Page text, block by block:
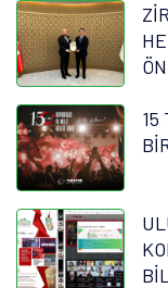
15